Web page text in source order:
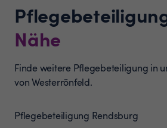
Nähe
Finde weitere Pflegebeteiligung in
von Westerrönfeld.
Pflegebeteiligung Rendsburg